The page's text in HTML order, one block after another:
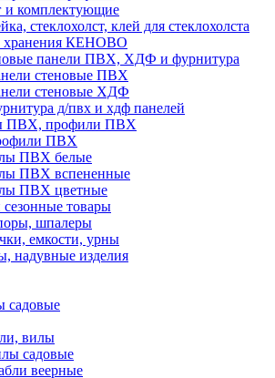
и комплектующие
стеклохолст, клей для стеклохолста
хранения КЕНОВО
панели ПВХ, ХДФ и фурнитура
стеновые ПВХ
стеновые ХДФ
д/пвх и хдф панелей
ПВХ, профили ПВХ
ПВХ
ПВХ белые
ПВХ вспененные
ПВХ цветные
товары
шпалеры
емкости, урны
надувные изделия
садовые
вилы
садовые
веерные